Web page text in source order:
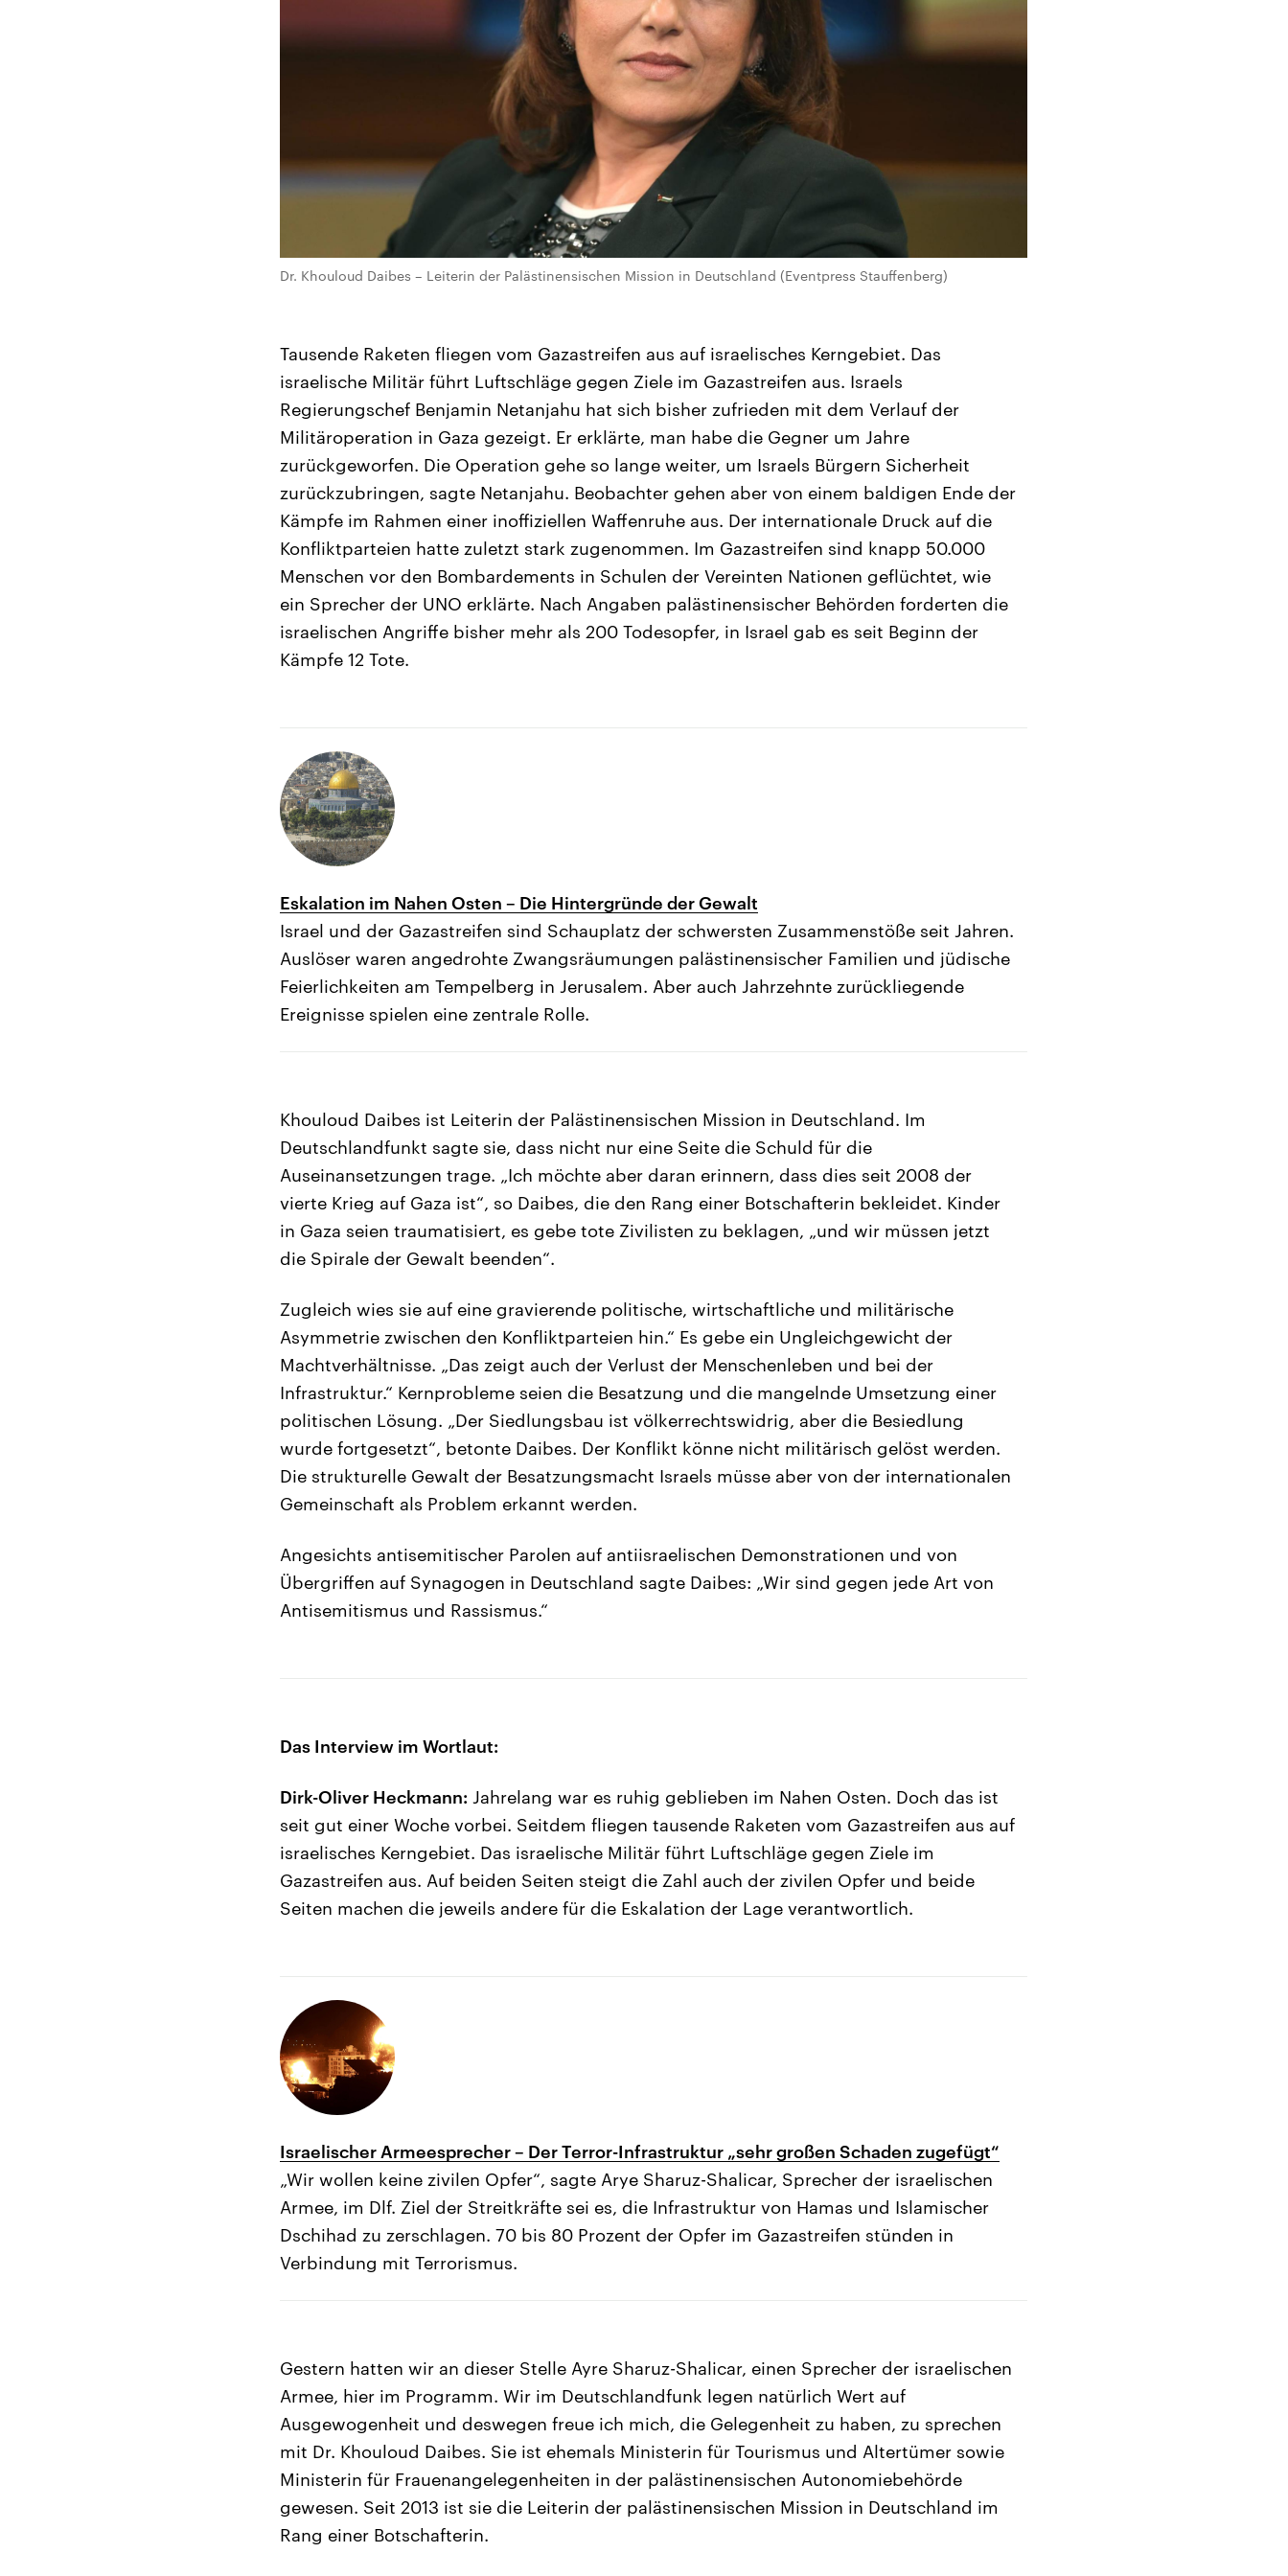
Dr. Khouloud Daibes – Leiterin der Palästinensischen Mission in Deutschland (Eventpress Stauffenberg)
Tausende Raketen fliegen vom Gazastreifen aus auf israelisches Kerngebiet. Das
israelische Militär führt Luftschläge gegen Ziele im Gazastreifen aus. Israels
Regierungschef Benjamin Netanjahu hat sich bisher zufrieden mit dem Verlauf der
Militäroperation in Gaza gezeigt. Er erklärte, man habe die Gegner um Jahre
zurückgeworfen. Die Operation gehe so lange weiter, um Israels Bürgern Sicherheit
zurückzubringen, sagte Netanjahu. Beobachter gehen aber von einem baldigen Ende der
Kämpfe im Rahmen einer inoffiziellen Waffenruhe aus. Der internationale Druck auf die
Konfliktparteien hatte zuletzt stark zugenommen. Im Gazastreifen sind knapp 50.000
Menschen vor den Bombardements in Schulen der Vereinten Nationen geflüchtet, wie
ein Sprecher der UNO erklärte. Nach Angaben palästinensischer Behörden forderten die
israelischen Angriffe bisher mehr als 200 Todesopfer, in Israel gab es seit Beginn der
Kämpfe 12 Tote.
Eskalation im Nahen Osten – Die Hintergründe der Gewalt
Israel und der Gazastreifen sind Schauplatz der schwersten Zusammenstöße seit Jahren.
Auslöser waren angedrohte Zwangsräumungen palästinensischer Familien und jüdische
Feierlichkeiten am Tempelberg in Jerusalem. Aber auch Jahrzehnte zurückliegende
Ereignisse spielen eine zentrale Rolle.
Khouloud Daibes ist Leiterin der Palästinensischen Mission in Deutschland. Im
Deutschlandfunkt sagte sie, dass nicht nur eine Seite die Schuld für die
Auseinansetzungen trage. „Ich möchte aber daran erinnern, dass dies seit 2008 der
vierte Krieg auf Gaza ist“, so Daibes, die den Rang einer Botschafterin bekleidet. Kinder
in Gaza seien traumatisiert, es gebe tote Zivilisten zu beklagen, „und wir müssen jetzt
die Spirale der Gewalt beenden“.
Zugleich wies sie auf eine gravierende politische, wirtschaftliche und militärische
Asymmetrie zwischen den Konfliktparteien hin.“ Es gebe ein Ungleichgewicht der
Machtverhältnisse. „Das zeigt auch der Verlust der Menschenleben und bei der
Infrastruktur.“ Kernprobleme seien die Besatzung und die mangelnde Umsetzung einer
politischen Lösung. „Der Siedlungsbau ist völkerrechtswidrig, aber die Besiedlung
wurde fortgesetzt“, betonte Daibes. Der Konflikt könne nicht militärisch gelöst werden.
Die strukturelle Gewalt der Besatzungsmacht Israels müsse aber von der internationalen
Gemeinschaft als Problem erkannt werden.
Angesichts antisemitischer Parolen auf antiisraelischen Demonstrationen und von
Übergriffen auf Synagogen in Deutschland sagte Daibes: „Wir sind gegen jede Art von
Antisemitismus und Rassismus.“
Das Interview im Wortlaut:
Dirk-Oliver Heckmann: Jahrelang war es ruhig geblieben im Nahen Osten. Doch das ist
seit gut einer Woche vorbei. Seitdem fliegen tausende Raketen vom Gazastreifen aus auf
israelisches Kerngebiet. Das israelische Militär führt Luftschläge gegen Ziele im
Gazastreifen aus. Auf beiden Seiten steigt die Zahl auch der zivilen Opfer und beide
Seiten machen die jeweils andere für die Eskalation der Lage verantwortlich.
Israelischer Armeesprecher – Der Terror-Infrastruktur „sehr großen Schaden zugefügt“
„Wir wollen keine zivilen Opfer“, sagte Arye Sharuz-Shalicar, Sprecher der israelischen
Armee, im Dlf. Ziel der Streitkräfte sei es, die Infrastruktur von Hamas und Islamischer
Dschihad zu zerschlagen. 70 bis 80 Prozent der Opfer im Gazastreifen stünden in
Verbindung mit Terrorismus.
Gestern hatten wir an dieser Stelle Ayre Sharuz-Shalicar, einen Sprecher der israelischen
Armee, hier im Programm. Wir im Deutschlandfunk legen natürlich Wert auf
Ausgewogenheit und deswegen freue ich mich, die Gelegenheit zu haben, zu sprechen
mit Dr. Khouloud Daibes. Sie ist ehemals Ministerin für Tourismus und Altertümer sowie
Ministerin für Frauenangelegenheiten in der palästinensischen Autonomiebehörde
gewesen. Seit 2013 ist sie die Leiterin der palästinensischen Mission in Deutschland im
Rang einer Botschafterin.